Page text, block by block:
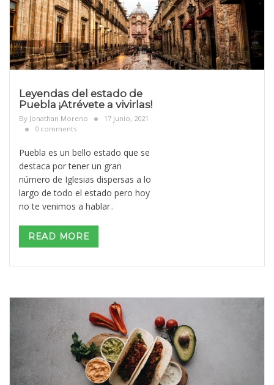
Leyendas del estado de
Puebla ¡Atrévete a vivirlas!
By Jonathan Moreno
17 junio, 2021
0 comments
Puebla es un bello estado que se
destaca por tener un gran
número de Iglesias dispersas a lo
largo de todo el estado pero hoy
no te venimos a hablar..
READ MORE